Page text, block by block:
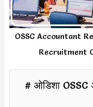
OSSC Accountant
Recruitment
# ओडिशा